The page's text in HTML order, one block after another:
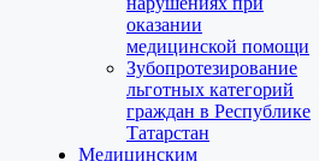
оказании
медицинской помощи
Зубопротезирование
льготных категорий
граждан в Республике
Татарстан
Медицинским